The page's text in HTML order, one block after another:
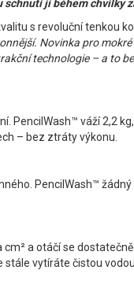
schnutí ji během chvilky
s revoluční tenkou
Novinka pro
technologie – a to
váží 2,2
– bez ztráty výkonu.
PencilWash™
a otáčí se
vytíráte čistou